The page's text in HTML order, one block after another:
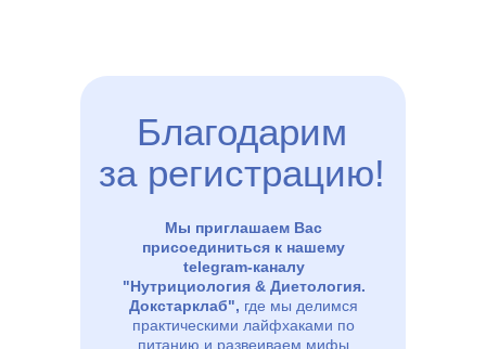
Мы приглашаем Вас
присоединиться к нашему
telegram-каналу
"Нутрициология & Диетология.
Докстарклаб", где мы делимся
практическими лайфхаками по
питанию и развеиваем мифы
Благодарим
за регистрацию!